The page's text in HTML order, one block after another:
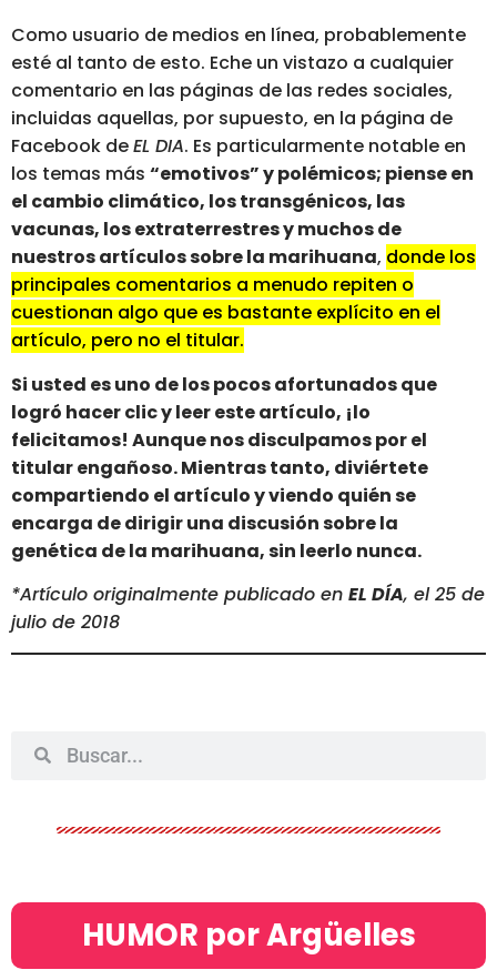
Como usuario de medios en línea, probablemente
esté al tanto de esto. Eche un vistazo a cualquier
comentario en las páginas de las redes sociales,
incluidas aquellas, por supuesto, en la página de
Facebook deEL DIA. Es particularmente notable en
los temas más “emotivos” y polémicos; piense en
el cambio climático, los transgénicos, las
vacunas, los extraterrestres y muchos de
nuestros artículos sobre la marihuana, donde los
principales comentarios a menudo repiten o
cuestionan algo que es bastante explícito en el
artículo, pero no el titular.
Si usted es uno de los pocos afortunados que
logró hacer clic y leer este artículo, ¡lo
felicitamos! Aunque nos disculpamos por el
titular engañoso. Mientras tanto, diviértete
compartiendo el artículo y viendo quién se
encarga de dirigir una discusión sobre la
genética de la marihuana, sin leerlo nunca.
*Artículo originalmente publicado en EL DÍA, el 25 de
julio de 2018
HUMOR por Argüelles​